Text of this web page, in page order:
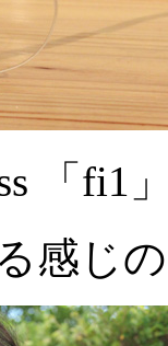
「fi1
感じ